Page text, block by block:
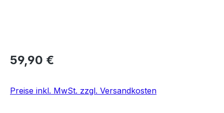
Regulärer Preis:
59,90 €
Preise inkl. MwSt. zzgl. Versandkosten